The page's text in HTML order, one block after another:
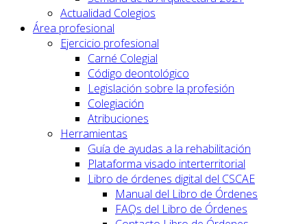
Actualidad Colegios
Área profesional
Ejercicio profesional
Carné Colegial
Código deontológico
Legislación sobre la profesión
Colegiación
Atribuciones
Herramientas
Guía de ayudas a la rehabilitación
Plataforma visado interterritorial
Libro de órdenes digital del CSCAE
Manual del Libro de Órdenes
FAQs del Libro de Órdenes